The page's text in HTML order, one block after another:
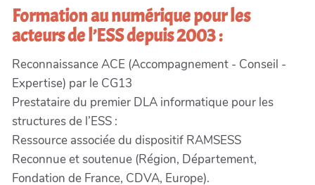
Formation au numérique pour les
acteurs de l’ESS depuis 2003 :
Reconnaissance ACE (Accompagnement - Conseil -
Expertise) par le CG13
Prestataire du premier DLA informatique pour les
structures de l’ESS :
Ressource associée du dispositif RAMSESS
Reconnue et soutenue (Région, Département,
Fondation de France, CDVA, Europe).